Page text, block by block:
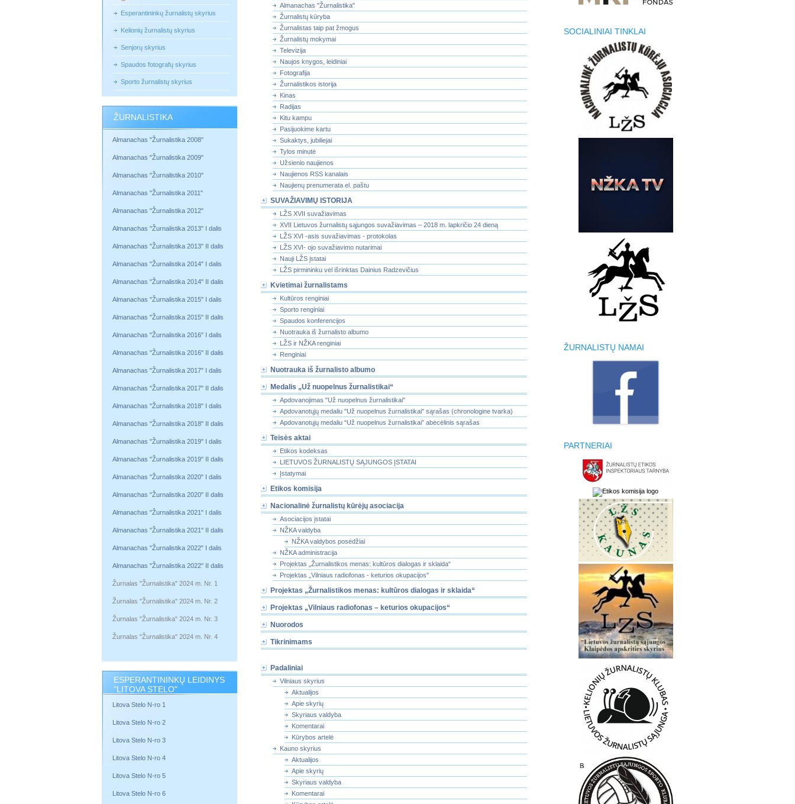
Esperantininkų žurnalistų skyrius
Kelionių žurnalistų skyrius
Senjorų skyrius
Spaudos fotografų skyrius
Sporto žurnalistų skyrius
ŽURNALISTIKA
Almanachas "Žurnalistika 2008"
Almanachas "Žurnalistika 2009"
Almanachas "Žurnalistika 2010"
Almanachas "Žurnalistika 2011"
Almanachas "Žurnalistika 2012"
Almanachas "Žurnalistika 2013" I dalis
Almanachas "Žurnalistika 2013" II dalis
Almanachas "Žurnalistika 2014" I dalis
Almanachas "Žurnalistika 2014" II dalis
Almanachas "Žurnalistika 2015" I dalis
Almanachas "Žurnalistika 2015" II dalis
Almanachas "Žurnalistika 2016" I dalis
Almanachas "Žurnalistika 2016" II dalis
Almanachas "Žurnalistika 2017" I dalis
Almanachas "Žurnalistika 2017" II dalis
Almanachas "Žurnalistika 2018" I dalis
Almanachas "Žurnalistika 2018" II dalis
Almanachas "Žurnalistika 2019" I dalis
Almanachas "Žurnalistika 2019" II dalis
Almanachas "Žurnalistika 2020" I dalis
Almanachas "Žurnalistika 2020" II dalis
Almanachas "Žurnalistika 2021" I dalis
Almanachas "Žurnalistika 2021" II dalis
Almanachas "Žurnalistika 2022" I dalis
Almanachas "Žurnalistika 2022" II dalis
Žurnalas "Žurnalistika" 2024 m. Nr. 1
Žurnalas "Žurnalistika" 2024 m. Nr. 2
Žurnalas "Žurnalistika" 2024 m. Nr. 3
Žurnalas "Žurnalistika" 2024 m. Nr. 4
ESPERANTININKŲ LEIDINYS
"LITOVA STELO"
Litova Stelo N-ro 1
Litova Stelo N-ro 2
Litova Stelo N-ro 3
Litova Stelo N-ro 4
Litova Stelo N-ro 5
Litova Stelo N-ro 6
Almanachas "Žurnalistika"
Žurnalistų kūryba
Žurnalistas taip pat žmogus
Žurnalistų mokymai
Televizija
Naujos knygos, leidiniai
Fotografija
Žurnalistikos istorija
Kinas
Radijas
Kitu kampu
Pasijuokime kartu
Sukaktys, jubiliejai
Tylos minutė
Užsienio naujienos
Naujienos RSS kanalais
Naujienų prenumerata el. paštu
SUVAŽIAVIMŲ ISTORIJA
LŽS XVII suvažiavimas
XVII Lietuvos žurnalistų sąjungos suvažiavimas – 2018 m. lapkričio 24 dieną
LŽS XVI -asis suvažiavimas - protokolas
LŽS XVI- ojo suvažiavimo nutarimai
Nauji LŽS įstatai
LŽS pirmininku vėl išrinktas Dainius Radzevičius
Kvietimai žurnalistams
Kultūros renginiai
Sporto renginiai
Spaudos konferencijos
Nuotrauka iš žurnalisto albumo
LŽS ir NŽKA renginiai
Renginiai
Nuotrauka iš žurnalisto albumo
Medalis „Už nuopelnus žurnalistikai“
Apdovanojimas "Už nuopelnus žurnalistikai"
Apdovanotųjų medaliu "Už nuopelnus žurnalistikai" sąrašas (chronologine tvarka)
Apdovanotųjų medaliu “Už nuopelnus žurnalistikai” abėcėlinis sąrašas
Teisės aktai
Etikos kodeksas
LIETUVOS ŽURNALISTŲ SĄJUNGOS ĮSTATAI
Įstatymai
Etikos komisija
Nacionalinė žurnalistų kūrėjų asociacija
Asociacijos įstatai
NŽKA valdyba
NŽKA valdybos posėdžiai
NŽKA administracija
Projektas „Žurnalistikos menas: kultūros dialogas ir sklaida“
Projektas „Vilniaus radiofonas - keturios okupacijos"
Projektas „Žurnalistikos menas: kultūros dialogas ir sklaida“
Projektas „Vilniaus radiofonas – keturios okupacijos“
Nuorodos
Tikrinimams
Padaliniai
Vilniaus skyrius
Aktualijos
Apie skyrių
Skyriaus valdyba
Komentarai
Kūrybos artelė
Kauno skyrius
Aktualijos
Apie skyrių
Skyriaus valdyba
Komentarai
SOCIALINIAI TINKLAI
ŽURNALISTŲ NAMAI
PARTNERIAI